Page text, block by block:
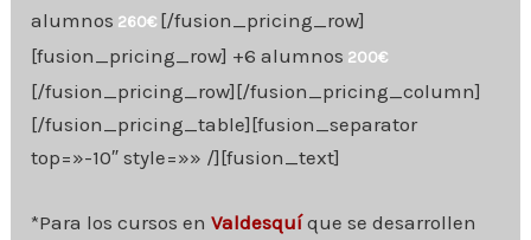
alumnos 260€ [/fusion_pricing_row]
[fusion_pricing_row] +6 alumnos 200€
[/fusion_pricing_row][/fusion_pricing_column]
[/fusion_pricing_table][fusion_separator
top=»-10″ style=»» /][fusion_text]
*Para los cursos enValdesquíque se desarrollen